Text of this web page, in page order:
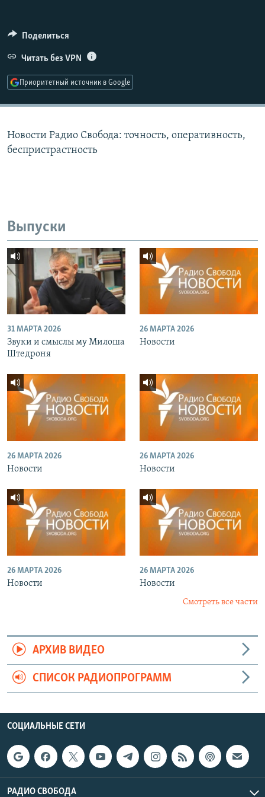
ПОДПИШИТЕСЬ НА РАССЫЛКУ
СОЦИАЛЬНЫЕ СЕТИ
Поделиться
Читать без VPN
Приоритетный источник в Google
Новости Радио Свобода: точность, оперативность,
беспристрастность
Выпуски
31 МАРТА 2026
Звуки и смыслы му Милоша
Штедроня
26 МАРТА 2026
Новости
26 МАРТА 2026
Новости
26 МАРТА 2026
Новости
26 МАРТА 2026
Новости
26 МАРТА 2026
Новости
Смотреть все части
АРХИВ ВИДЕО
СПИСОК РАДИОПРОГРАММ
СОЦИАЛЬНЫЕ СЕТИ
РАДИО СВОБОДА